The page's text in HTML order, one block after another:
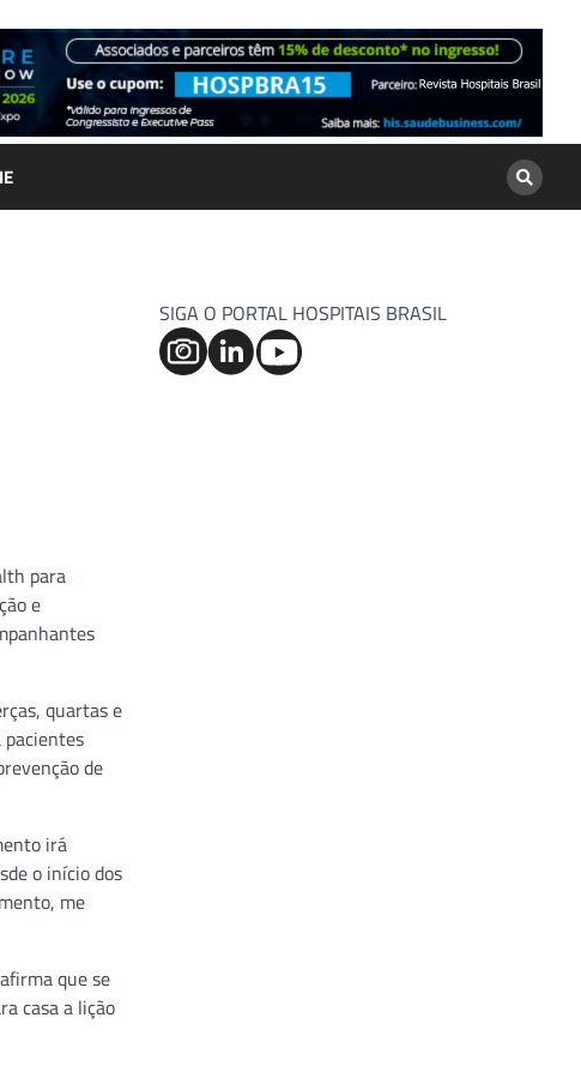
para
e
quartas e
pacientes
de
irá
o início dos
me
que se
casa a lição
SIGA O PORTAL HOSPITAIS BRASIL